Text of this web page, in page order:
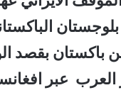
باكستان بقصد
العرب عبر